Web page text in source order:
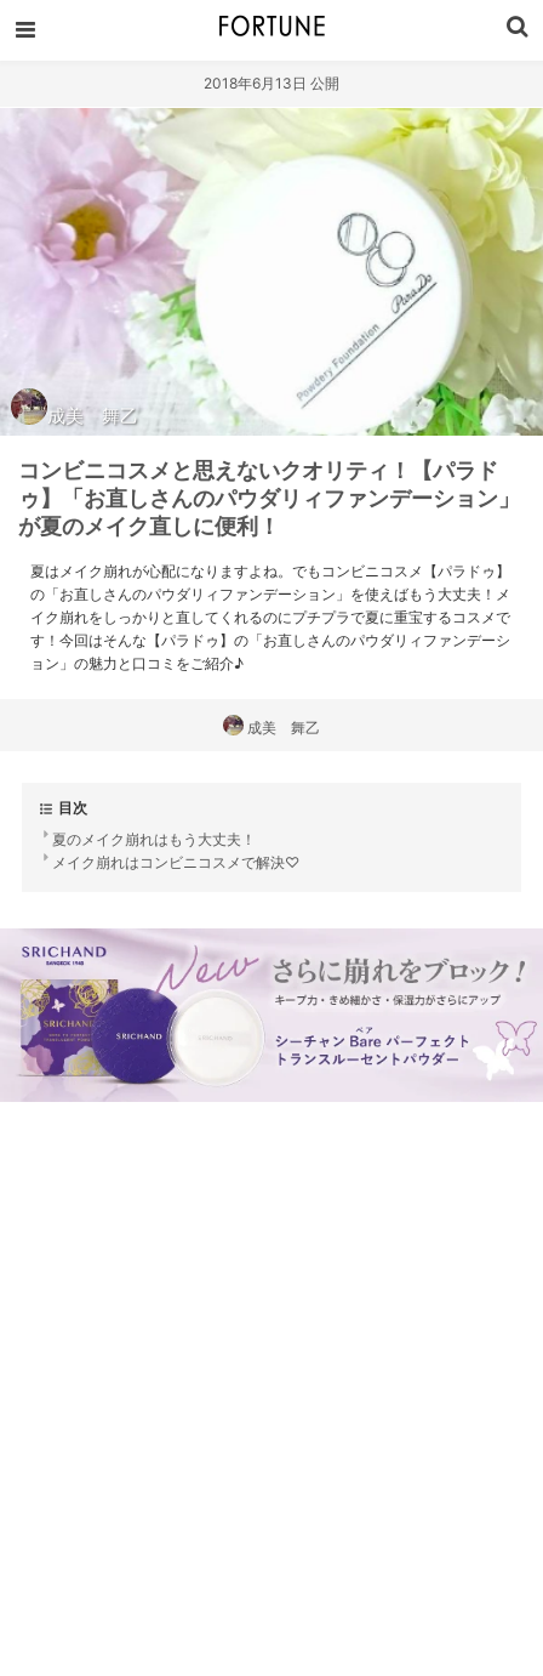
2018年6月13日 公開
成美 舞乙
コンビニコスメと思えないクオリティ！【パラド
ゥ】「お直しさんのパウダリィファンデーション」
が夏のメイク直しに便利！
夏はメイク崩れが心配になりますよね。でもコンビニコスメ【パラドゥ】
の「お直しさんのパウダリィファンデーション」を使えばもう大丈夫！メ
イク崩れをしっかりと直してくれるのにプチプラで夏に重宝するコスメで
す！今回はそんな【パラドゥ】の「お直しさんのパウダリィファンデーシ
ョン」の魅力と口コミをご紹介♪
成美 舞乙
目次
夏のメイク崩れはもう大丈夫！
メイク崩れはコンビニコスメで解決♡